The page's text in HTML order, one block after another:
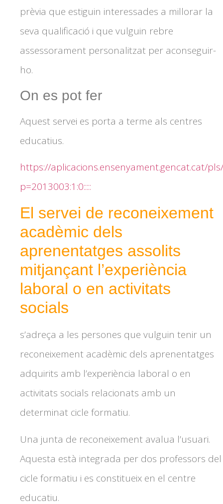
prèvia que estiguin interessades a millorar la
seva qualificació i que vulguin rebre
assessorament personalitzat per aconseguir-
ho.
On es pot fer
Aquest servei es porta a terme als centres
educatius.
https://aplicacions.ensenyament.gencat.cat/
p=2013003:1:0:::::
El servei de reconeixement
acadèmic dels
aprenentatges assolits
mitjançant l’experiència
laboral o en activitats
socials
s’adreça a les persones que vulguin tenir un
reconeixement acadèmic dels aprenentatges
adquirits amb l’experiència laboral o en
activitats socials relacionats amb un
determinat cicle formatiu.
Una junta de reconeixement avalua l’usuari.
Aquesta està integrada per dos professors del
cicle formatiu i es constitueix en el centre
educatiu.